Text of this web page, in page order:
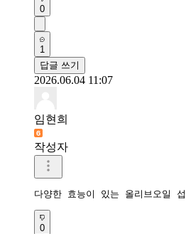
0
1
답글 쓰기
2026.06.04 11:07
임현희
작성자
다양한 효능이 있는 올리브오일
0